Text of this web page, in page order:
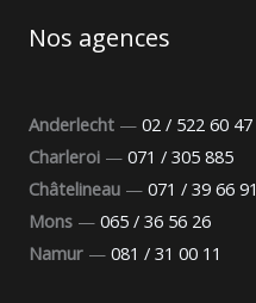
Nos agences
Anderlecht — 02 / 522 60 47
Charleroi — 071 / 305 885
Châtelineau — 071 / 39 66 91
Mons — 065 / 36 56 26
Namur — 081 / 31 00 11